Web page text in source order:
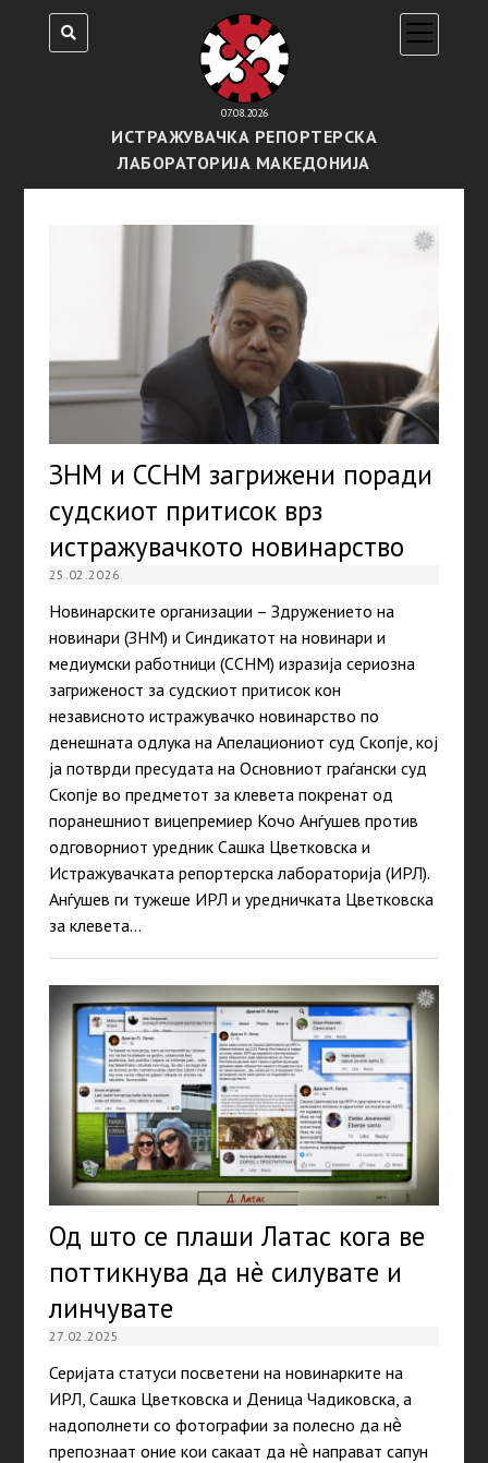
07.08.2026
ИСТРАЖУВАЧКА РЕПОРТЕРСКА
ЛАБОРАТОРИЈА МАКЕДОНИЈА
open
menu
ЗНМ и ССНМ загрижени поради
судскиот притисок врз
истражувачкото новинарство
25.02.2026
Новинарските организации – Здружението на
новинари (ЗНМ) и Синдикатот на новинари и
медиумски работници (ССНМ) изразија сериозна
загриженост за судскиот притисок кон
независното истражувачко новинарство по
денешната одлука на Апелациониот суд Скопје, кој
ја потврди пресудата на Основниот граѓански суд
Скопје во предметот за клевета покренат од
поранешниот вицепремиер Кочо Анѓушев против
одговорниот уредник Сашка Цветковска и
Истражувачката репортерска лабораторија (ИРЛ).
Анѓушев ги тужеше ИРЛ и уредничката Цветковска
за клевета…
Од што се плаши Латас кога ве
поттикнува да нè силувате и
линчувате
27.02.2025
Серијата статуси посветени на новинарките на
ИРЛ, Сашка Цветковска и Деница Чадиковска, а
надополнети со фотографии за полесно да нѐ
препознаат оние кои сакаат да нѐ направат сапун